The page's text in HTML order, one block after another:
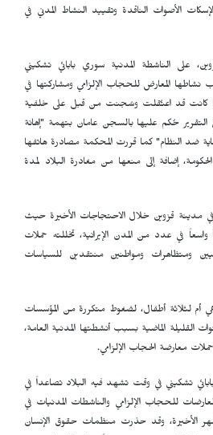
الأصوات الناقدة وتقييد النشاط المدني في
على الناشطة المدنية سوري بابائي تشكيني
المعارض للحجاب الإلزامي ومشاركتها في
كانت قد اعتُقلت وسُجنت من قبل على خلفية
التقرير حُكم عليها بالسجن عامان بتهمة "إهانة
ضد النظام" كما قررت المحكمة مصادرة هاتفها
إضافة إلى منعها من مغادرة البلاد لمدة
في مدينة قزوين خلال الاحتجاجات الأخيرة حيث
في عدد من المدن الإيرانية، تخللته حملات
ومتظاهرات ومواطنين منتقدين للسياسات
أم لثلاثة أطفال، لضغوط متكررة من المؤسسات
القليلة الماضية بسبب أنشطتها المدنية العامة،
معارضة الحجاب الإلزامي.
تشكيني في وقت تشهد فيه البلاد تصاعداً في
للحجاب الإلزامي والناشطات المدنيات في
الأخيرة، وقد حذرت منظمات حقوق الإنسان